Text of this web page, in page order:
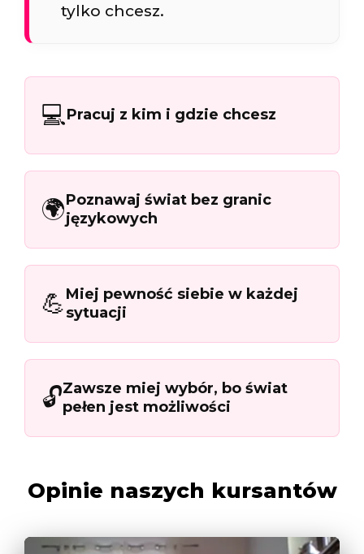
tylko chcesz.
💻Pracuj z kim i gdzie chcesz
🌍Poznawaj świat bez granic
językowych
💪Miej pewność siebie w każdej
sytuacji
🔓Zawsze miej wybór, bo świat
pełen jest możliwości
Opinie naszych kursantów